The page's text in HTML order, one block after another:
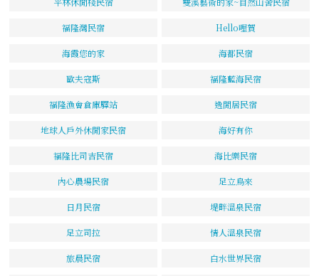
福隆灣民宿 Hello哩賀
海霞您的家 海都民宿
歐夫寇斯 福隆藍海民宿
福隆漁會倉庫驛站 逸閒居民宿
地球人戶外休閒家民宿 海好有你
福隆比司吉民宿 海比樂民宿
內心農場民宿 足立烏來
日月民宿 堤畔溫泉民宿
足立司拉 情人溫泉民宿
旅晨民宿 白水世界民宿